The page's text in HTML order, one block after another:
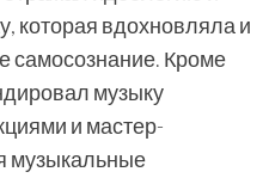
которая вдохновляла и
самосознание. Кроме
музыку
и мастер-
музыкальные